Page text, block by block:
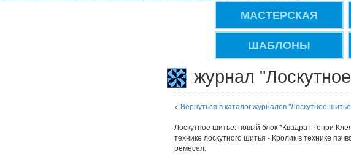
МАСТЕРСКАЯ
ШАБЛОНЫ
журнал
< Вернуться в каталог журналов "Лоскутное
Лоскутное шитье: новый блок *Квадрат Генри
технике лоскутного шитья - Кролик в технике
ремесел.